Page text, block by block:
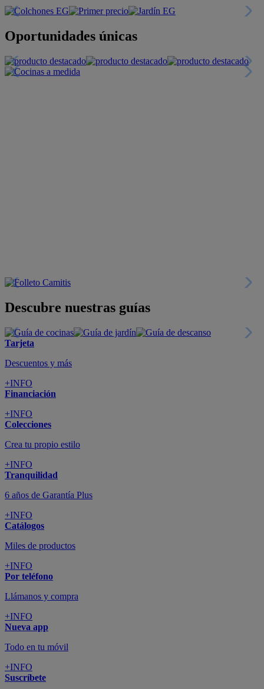
Oportunidades únicas
Descubre nuestras guías
Tarjeta
Descuentos y más
+INFO
Financiación
+INFO
Colecciones
Crea tu propio estilo
+INFO
Tranquilidad
6 años de Garantía Plus
+INFO
Catálogos
Miles de productos
+INFO
Por teléfono
Llámanos y compra
+INFO
Nueva app
Todo en tu móvil
+INFO
Suscríbete